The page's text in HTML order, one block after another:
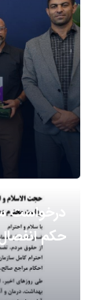
درخواست
حکم